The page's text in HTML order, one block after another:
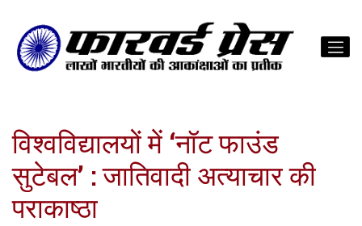
विश्वविद्यालयों में ‘नॉट फाउंड
सुटेबल’ : जातिवादी अत्याचार की
पराकाष्ठा